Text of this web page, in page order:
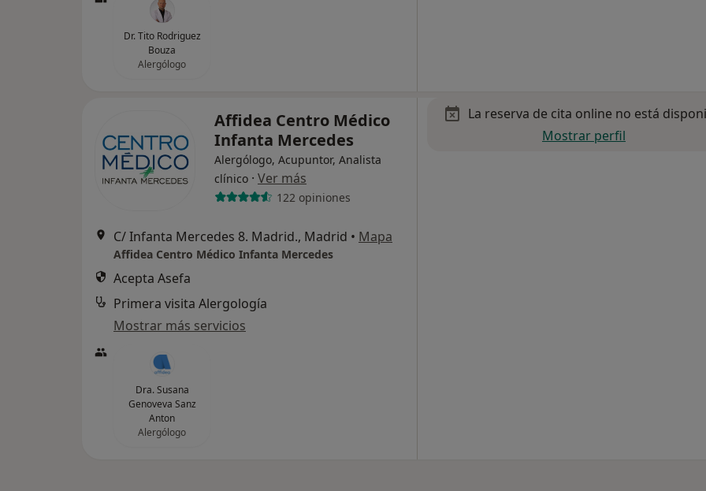
Dr. Tito Rodriguez
Bouza
Alergólogo
Affidea Centro Médico
Infanta Mercedes
Alergólogo, Acupuntor, Analista
clínico · Ver más
122 opiniones
C/ Infanta Mercedes 8. Madrid., Madrid • Mapa
Affidea Centro Médico Infanta Mercedes
Acepta Asefa
Primera visita Alergología
Mostrar más servicios
Dra. Susana
Genoveva Sanz
Anton
Alergólogo
La reserva de cita online no está
Mostrar perfil